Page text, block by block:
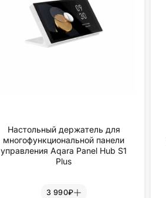
Настольный держатель для
многофункциональной панели
управления Aqara Panel Hub S1
Plus
3 990₽